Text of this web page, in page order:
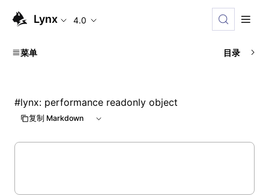
Lynx 4.0
菜单 目录
#lynx: performance readonly object
复制 Markdown